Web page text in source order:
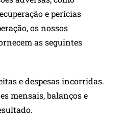
e perícias
os nossos
as seguintes
e despesas incorridas.
mensais, balanços e